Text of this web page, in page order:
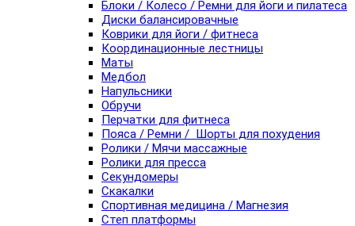
Блоки / Колесо / Ремни для йоги и пилатеса
Диски балансировачные
Коврики для йоги / фитнеса
Координационные лестницы
Маты
Медбол
Напульсники
Обручи
Перчатки для фитнеса
Пояса / Ремни / Шорты для похудения
Ролики / Мячи массажные
Ролики для пресса
Секундомеры
Скакалки
Спортивная медицина / Магнезия
Степ платформы